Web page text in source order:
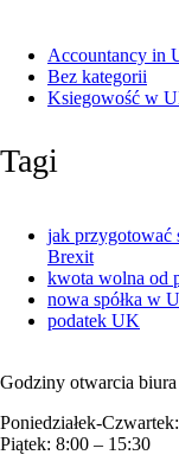
Accountancy in
Bez kategorii
Ksiegowość w
Tagi
jak przygotować
Brexit
kwota wolna od
nowa spółka w
podatek UK
Godziny otwarcia biura
Poniedziałek-
Piątek: 8:00 – 15:30